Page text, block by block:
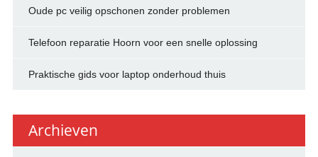
Oude pc veilig opschonen zonder problemen
Telefoon reparatie Hoorn voor een snelle oplossing
Praktische gids voor laptop onderhoud thuis
Archieven